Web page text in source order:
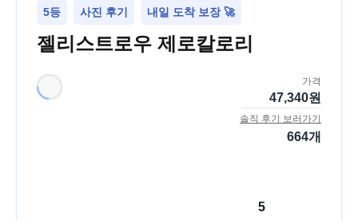
5등 사진 후기 내일 도착 보장 🚀
젤리스트로우 제로칼로리
가격
47,340원
솔직 후기 보러가기
664개
5